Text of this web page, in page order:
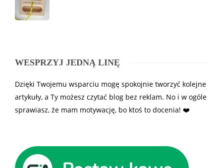
WESPRZYJ JEDNĄ LINĘ
Dzięki Twojemu wsparciu mogę spokojnie tworzyć kolejne
artykuły, a Ty możesz czytać blog bez reklam. No i w ogóle
sprawiasz, że mam motywację, bo ktoś to docenia! ❤️